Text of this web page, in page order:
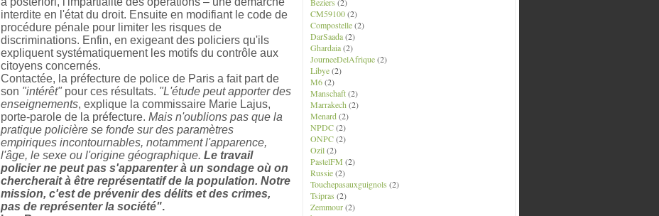
interdite en l'état du droit. Ensuite en modifiant le code de
procédure pénale pour limiter les risques de
discriminations. Enfin, en exigeant des policiers qu'ils
expliquent systématiquement les motifs du contrôle aux
citoyens concernés.
Contactée, la préfecture de police de Paris a fait part de
son "intérêt"pour ces résultats. "L'étude peut apporter des
enseignements, explique la commissaire Marie Lajus,
porte-parole de la préfecture. Mais n'oublions pas que la
pratique policière se fonde sur des paramètres
empiriques incontournables, notamment l'apparence,
l'âge, le sexe ou l'origine géographique. Le travail
policier ne peut pas s'apparenter à un sondage où on
chercherait à être représentatif de la population. Notre
mission, c'est de prévenir des délits et des crimes,
pas de représenter la société".
CM59100(2)
Compostelle(2)
DarSaada(2)
Ghardaia(2)
JourneeDelAfrique(2)
Libye(2)
M6(2)
Manschaft(2)
Marrakech (2)
Menard(2)
NPDC(2)
ONPC(2)
Ozil(2)
PastelFM (2)
Russie(2)
Touchepasauxguignols (2)
Tsipras (2)
Zemmour(2)